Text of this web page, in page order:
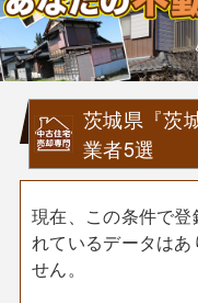
茨城県『茨
業者5選
現在、この条件で登
れているデータはあ
せん。